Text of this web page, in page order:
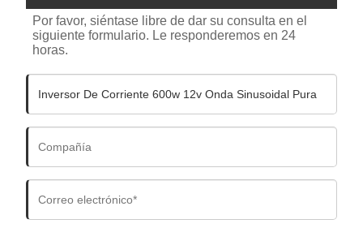
Por favor, siéntase libre de dar su consulta en el
siguiente formulario. Le responderemos en 24
horas.